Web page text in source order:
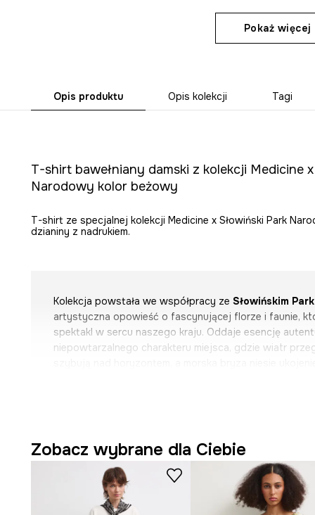
Pokaż więcej
Opis produktu Opis kolekcji Tagi
T-shirt bawełniany damski z kolekcji Medicine
Narodowy kolor beżowy
T-shirt ze specjalnej kolekcji Medicine x Słowiński Park
dzianiny z nadrukiem.
Kolekcja powstała we współpracy ze Słowińskim
artystyczna opowieść o fascynującej florze i faunie,
spektakl w sercu naszego kraju. Oddaje esencję
niepowtarzalnego charakteru miejsca, gdzie wiatr
motywów roślinnych porastających bałtyckie brzegi i
różnorodności krajobrazów przyrody. Odcienie piasku,
zgaszonej zieleni i przydymionej szarości sprawiają, że
opowieść – o wolności, synergii i żywiołach, które
Zobacz wybrane dla Ciebie